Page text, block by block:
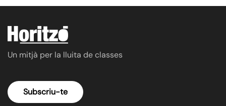
Un mitjà per la lluita de classes
Subscriu-te